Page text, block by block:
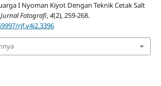
I Nyoman Kiyot Dengan Teknik Cetak Salt
Fotografi,4(2), 259-268.
rjf.v4i2.3396